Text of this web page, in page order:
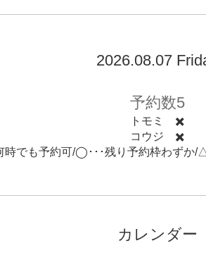
2026.08.07
予約数5
トモミ ✖️
コウジ ✖️
でも予約可/◯･･･残り予約枠わずか/
カレンダー